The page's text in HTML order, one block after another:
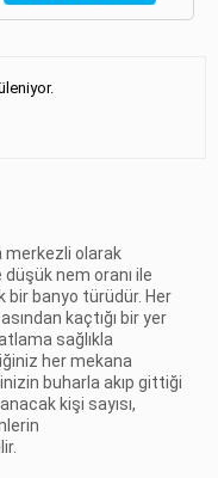
merkezli olarak
düşük nem oranı ile
bir banyo türüdür. Her
kaçtığı bir yer
sağlıkla
her mekana
buharla akıp gittiği
kişi sayısı,